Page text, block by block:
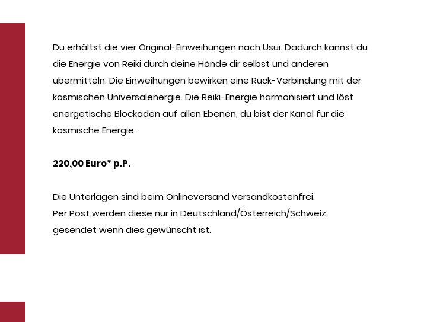
Du erhältst die vier Original-Einweihungen nach Usui. Dadurch kannst du
die Energie von Reiki durch deine Hände dir selbst und anderen
übermitteln. Die Einweihungen bewirken eine Rück-Verbindung mit der
kosmischen Universalenergie. Die Reiki-Energie harmonisiert und löst
energetische Blockaden auf allen Ebenen, du bist der Kanal für die
kosmische Energie.
220,00 Euro* p.P.
Die Unterlagen sind beim Onlineversand versandkostenfrei.
Per Post werden diese nur in Deutschland/Österreich/Schweiz
gesendet wenn dies gewünscht ist.